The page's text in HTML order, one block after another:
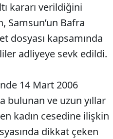
kararı verildiğini
Samsun’un Bafra
dosyası kapsamında
adliyeye sevk edildi.
14 Mart 2006
bulunan ve uzun yıllar
kadın cesedine ilişkin
dikkat çeken